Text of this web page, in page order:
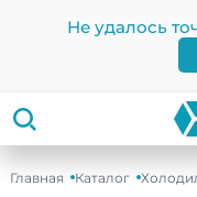
Не удалось
Главная Каталог